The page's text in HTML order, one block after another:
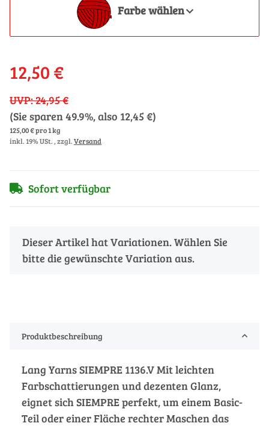
Farbe wählen
12,50 €
UVP:24,95 €
(Sie sparen49.9%, also 12,45 €)
125,00 € pro 1 kg
inkl. 19% USt. , zzgl.Versand
Sofort verfügbar
x
Dieser Artikel hat Variationen. Wählen Sie
bitte die gewünschte Variation aus.
Produktbeschreibung
Lang Yarns SIEMPRE 1136.V Mit leichten
Farbschattierungen und dezenten Glanz,
eignet sich SIEMPRE perfekt, um einem Basic-
Teil oder einer Fläche rechter Maschen das